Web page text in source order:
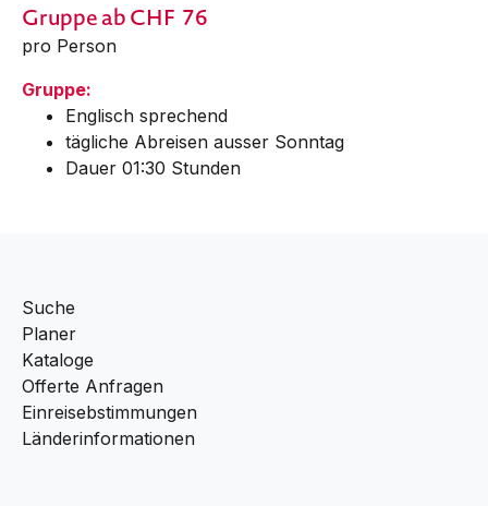
Gruppeab CHF 76
pro Person
Gruppe:
Englisch sprechend
tägliche Abreisen ausser Sonntag
Dauer 01:30 Stunden
Suche
Planer
Kataloge
Offerte Anfragen
Einreisebstimmungen
Länderinformationen